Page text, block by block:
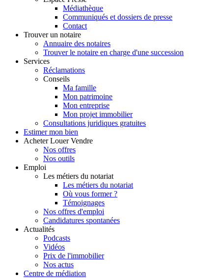
Médiathèque
Communiqués et dossiers de presse
Contact
Trouver un notaire
Annuaire des notaires
Trouver le notaire en charge d'une succession
Services
Réclamations
Conseils
Ma famille
Mon patrimoine
Mon entreprise
Mon projet immobilier
Consultations juridiques gratuites
Estimer mon bien
Acheter Louer Vendre
Nos offres
Nos outils
Emploi
Les métiers du notariat
Les métiers du notariat
Où vous former ?
Témoignages
Nos offres d'emploi
Candidatures spontanées
Actualités
Podcasts
Vidéos
Prix de l'immobilier
Nos actus
Centre de médiation